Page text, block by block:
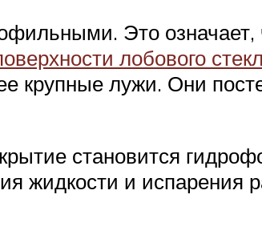
Это
лобового
крупные лужи. Они
становится
жидкости и испарения